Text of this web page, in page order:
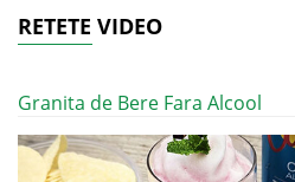
RETETE VIDEO
Granita de Bere Fara Alcool